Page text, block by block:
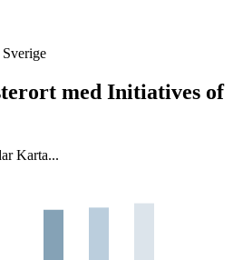
med Initiatives of
Karta...